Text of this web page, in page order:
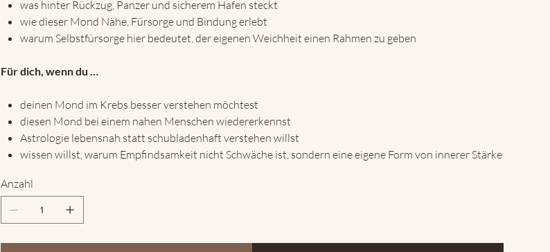
was hinter Rückzug, Panzer und sicherem Hafen steckt
wie dieser Mond Nähe, Fürsorge und Bindung erlebt
warum Selbstfürsorge hier bedeutet, der eigenen Weichheit einen Rahmen zu geben
Für dich, wenn du …
deinen Mond im Krebs besser verstehen möchtest
diesen Mond bei einem nahen Menschen wiedererkennst
Astrologie lebensnah statt schubladenhaft verstehen willst
wissen willst, warum Empfindsamkeit nicht Schwäche ist, sondern eine eigene Form von innerer Stärke
Anzahl